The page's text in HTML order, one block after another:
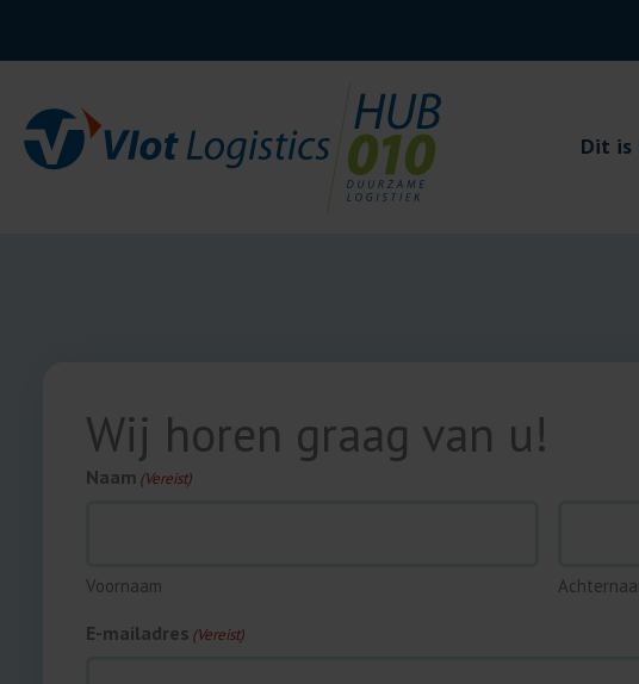
inhoud
Dit is
Wij horen graag van u!
Naam (Vereist)
Voornaam
E-mailadres (Vereist)